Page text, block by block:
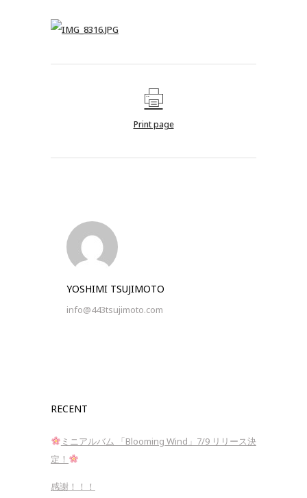
Print page
YOSHIMI TSUJIMOTO
info@443tsujimoto.com
RECENT
ミニアルバム 「Blooming Wind」7/9 リリース決
定！
感謝！！！